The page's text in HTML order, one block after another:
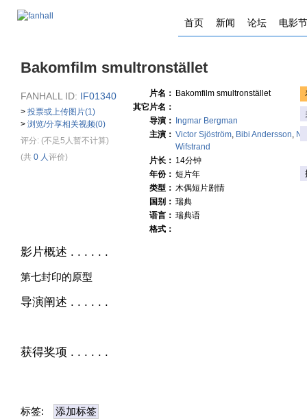
首页 新闻 论坛 电影节
Bakomfilm smultronstället
FANHALL ID: IF01340
> 投票或上传图片(1)
> 浏览/分享相关视频(0)
评分: (不足5人暂不计算)
(共 0 人评价)
片名： Bakomfilm smultronstället
其它片名：
导演：
Ingmar Bergman
主演： Victor Sjöström, Bibi Andersson,
Wifstrand
片长： 14分钟
年份： 短片年
类型： 木偶短片剧情
国别： 瑞典
语言： 瑞典语
格式：
影片概述 . . . . . .
第七封印的原型
导演阐述 . . . . . .
获得奖项 . . . . . .
标签: 添加标签